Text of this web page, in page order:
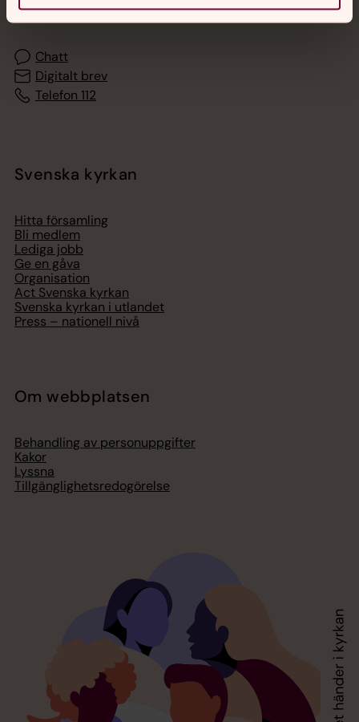
med en präst på kvällar och nätter.
Chatt
Digitalt brev
Telefon 112
Svenska kyrkan
Hitta församling
Bli medlem
Lediga jobb
Ge en gåva
Organisation
Act Svenska kyrkan
Svenska kyrkan i utlandet
Press – nationell nivå
Om webbplatsen
Behandling av personuppgifter
Kakor
Lyssna
Tillgänglighetsredogörelse